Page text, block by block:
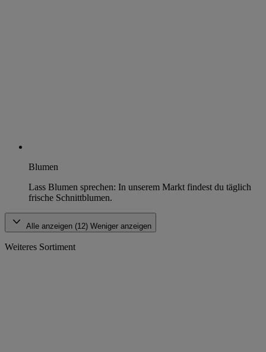
Blumen
Lass Blumen sprechen: In unserem Markt findest du täglich
frische Schnittblumen.
Alle anzeigen (12) Weniger anzeigen
Weiteres Sortiment